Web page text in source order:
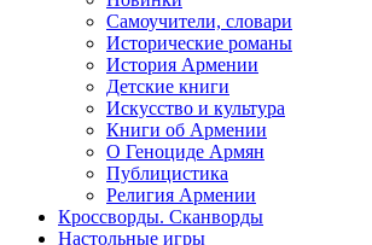
Самоучители, словари
Исторические романы
История Армении
Детские книги
Иcкусство и культура
Книги об Армении
О Геноциде Армян
Публицистика
Религия Армении
Кроссворды. Сканворды
Настольные игры